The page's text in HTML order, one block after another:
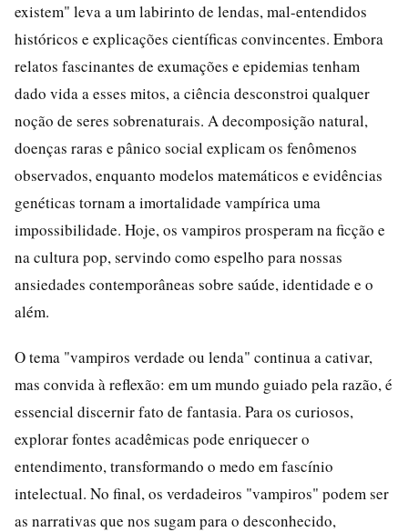
existem" leva a um labirinto de lendas, mal-entendidos
históricos e explicações científicas convincentes. Embora
relatos fascinantes de exumações e epidemias tenham
dado vida a esses mitos, a ciência desconstroi qualquer
noção de seres sobrenaturais. A decomposição natural,
doenças raras e pânico social explicam os fenômenos
observados, enquanto modelos matemáticos e evidências
genéticas tornam a imortalidade vampírica uma
impossibilidade. Hoje, os vampiros prosperam na ficção e
na cultura pop, servindo como espelho para nossas
ansiedades contemporâneas sobre saúde, identidade e o
além.
O tema "vampiros verdade ou lenda" continua a cativar,
mas convida à reflexão: em um mundo guiado pela razão, é
essencial discernir fato de fantasia. Para os curiosos,
explorar fontes acadêmicas pode enriquecer o
entendimento, transformando o medo em fascínio
intelectual. No final, os verdadeiros "vampiros" podem ser
as narrativas que nos sugam para o desconhecido,